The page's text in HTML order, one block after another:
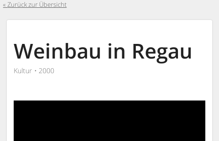
Zurück zur Übersicht
Weinbau in Regau
Kultur 2000